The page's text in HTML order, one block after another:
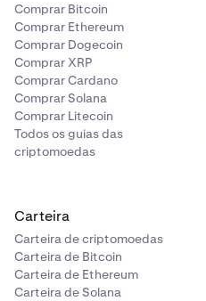
Comprar Bitcoin
Comprar Ethereum
Comprar Dogecoin
Comprar XRP
Comprar Cardano
Comprar Solana
Comprar Litecoin
Todos os guias das
criptomoedas
Carteira
Carteira de criptomoedas
Carteira de Bitcoin
Carteira de Ethereum
Carteira de Solana